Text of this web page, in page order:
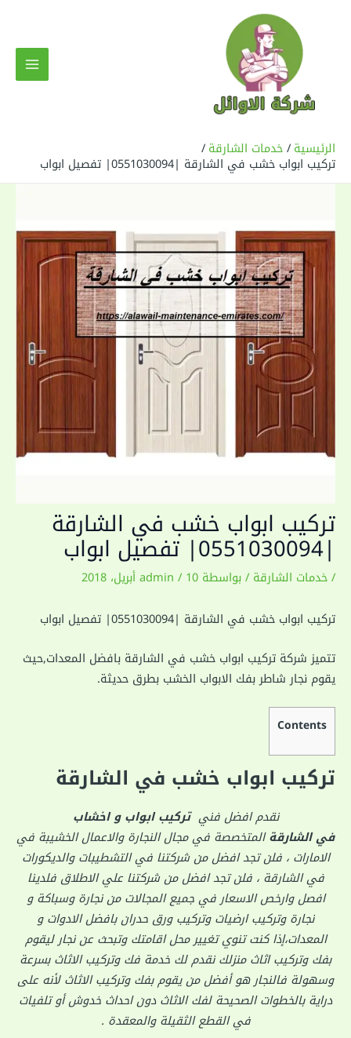
الرئيسية خدمات الشارقة
تركيب ابواب خشب في الشارقة |0551030094| تفصيل ابواب
تركيب ابواب خشب في الشارقة
|0551030094| تفصيل ابواب
/خدمات الشارقة / بواسطة admin / 10 أبريل، 2018
تركيب ابواب خشب في الشارقة |0551030094| تفصيل ابواب
تتميز شركة تركيب ابواب خشب في الشارقة بافضل المعدات,حيث
يقوم نجار شاطر بفك الابواب الخشب بطرق حديثة.
Contents
تركيب ابواب خشب في الشارقة
نقدم افضل فنيتركيب ابواب و اخشاب
في الشارقةالمتخصصة في مجال النجارة والاعمال الخشيبة في
الامارات ، فلن تجد افضل من شركتنا في التشطيبات والديكورات
في الشارقة ، فلن تجد افضل من شركتنا علي الاطلاق فلدينا
افصل وارخص الاسعار في جميع المجالات من نجارة وسباكة و
نجارة وتركيب ارضيات وتركيب ورق حدران بافضل الادوات و
المعدات،إذا كنت تنوي تغيير محل اقامتك وتبحث عن نجار ليقوم
بفك وتركيب اثاث منزلك نقدم لك خدمة فك وتركيب الاثاث بسرعة
وسهولة فالنجار هو أفضل من يقوم بفك وتركيب الاثاث لأنه على
دراية بالخطوات الصحيحة لفك الاثاث دون احداث خدوش أو تلفيات
في القطع الثقيلة والمعقدة .